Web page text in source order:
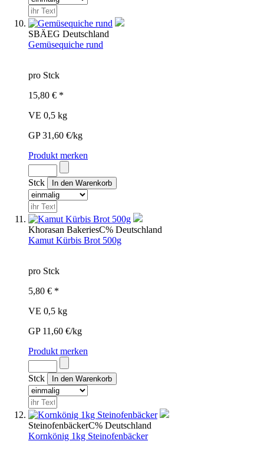
SBÄEG Deutschland
Gemüsequiche rund
pro Stck
15,80 € *
VE 0,5 kg
GP 31,60 €/kg
Produkt merken
Stck
Khorasan BakeriesC% Deutschland
Kamut Kürbis Brot 500g
pro Stck
5,80 € *
VE 0,5 kg
GP 11,60 €/kg
Produkt merken
Stck
SteinofenbäckerC% Deutschland
Kornkönig 1kg Steinofenbäcker